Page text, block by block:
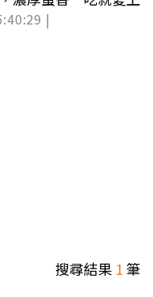
|
搜尋結果 1筆